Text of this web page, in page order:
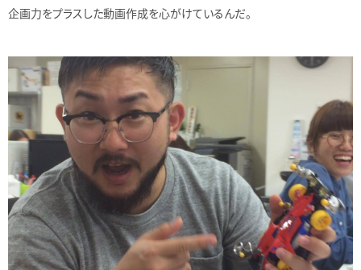
企画力をプラスした動画作成を心がけているんだ。